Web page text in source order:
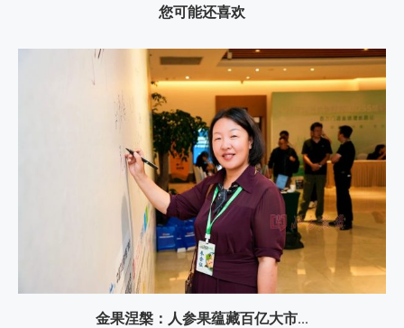
您可能还喜欢
金果涅槃：人参果蕴藏百亿大市...